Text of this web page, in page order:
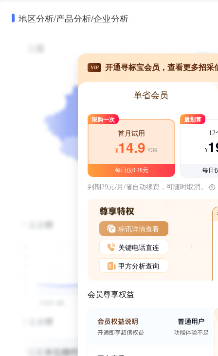
地区分析/产品分析/企业分析
VIP 开通寻标宝会员，查看更多招采
单省会员
限购一次
首月试用
¥14.9 ¥39
每日仅0.48元
最划算
12
¥
每日
到期29元/月/省自动续费，可随时取消。
标讯详情查看
关键电话直连
甲方分析查询
会员尊享权益